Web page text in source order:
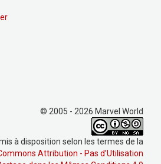
© 2005 - 2026 Marvel World
à disposition selon les termes de la
Attribution - Pas d’Utilisation